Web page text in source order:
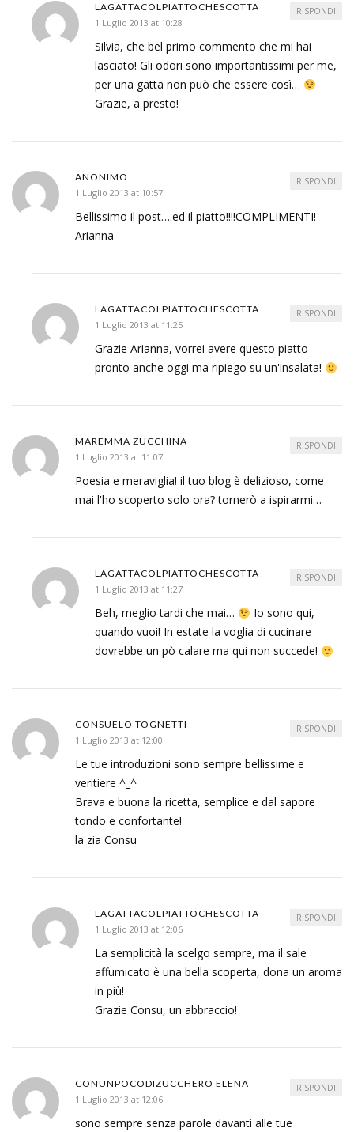
LAGATTACOLPIATTOCHESCOTTA
1 Luglio 2013 at 10:28
Silvia, che bel primo commento che mi hai
lasciato! Gli odori sono importantissimi per me,
per una gatta non può che essere così…
Grazie, a presto!
RISPONDI
ANONIMO
1 Luglio 2013 at 10:57
Bellissimo il post….ed il piatto!!!!COMPLIMENTI!
Arianna
RISPONDI
LAGATTACOLPIATTOCHESCOTTA
1 Luglio 2013 at 11:25
Grazie Arianna, vorrei avere questo piatto
pronto anche oggi ma ripiego su un'insalata!
RISPONDI
MAREMMA ZUCCHINA
1 Luglio 2013 at 11:07
Poesia e meraviglia! il tuo blog è delizioso, come
mai l'ho scoperto solo ora? tornerò a ispirarmi…
RISPONDI
LAGATTACOLPIATTOCHESCOTTA
1 Luglio 2013 at 11:27
Beh, meglio tardi che mai…
Io sono qui,
quando vuoi! In estate la voglia di cucinare
dovrebbe un pò calare ma qui non succede!
RISPONDI
CONSUELO TOGNETTI
1 Luglio 2013 at 12:00
Le tue introduzioni sono sempre bellissime e
veritiere ^_^
Brava e buona la ricetta, semplice e dal sapore
tondo e confortante!
la zia Consu
RISPONDI
LAGATTACOLPIATTOCHESCOTTA
1 Luglio 2013 at 12:06
La semplicità la scelgo sempre, ma il sale
affumicato è una bella scoperta, dona un aroma
in più!
Grazie Consu, un abbraccio!
RISPONDI
CONUNPOCODIZUCCHERO ELENA
1 Luglio 2013 at 12:06
sono sempre senza parole davanti alle tue
RISPONDI